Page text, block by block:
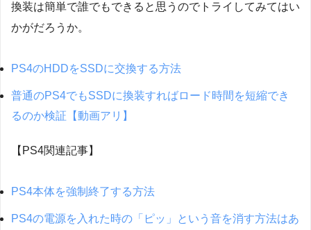
換装は簡単で誰でもできると思うのでトライしてみてはい
かがだろうか。
PS4のHDDをSSDに交換する方法
普通のPS4でもSSDに換装すればロード時間を短縮でき
るのか検証【動画アリ】
【PS4関連記事】
PS4本体を強制終了する方法
PS4の電源を入れた時の「ピッ」という音を消す方法はあ